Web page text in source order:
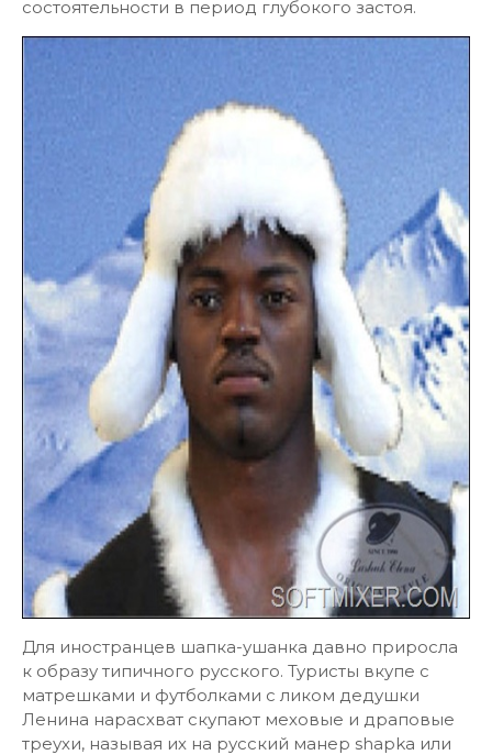
состоятельности в период глубокого застоя.
Для иностранцев шапка-ушанка давно приросла
к образу типичного русского. Туристы вкупе с
матрешками и футболками с ликом дедушки
Ленина нарасхват скупают меховые и драповые
треухи, называя их на русский манер shapka или